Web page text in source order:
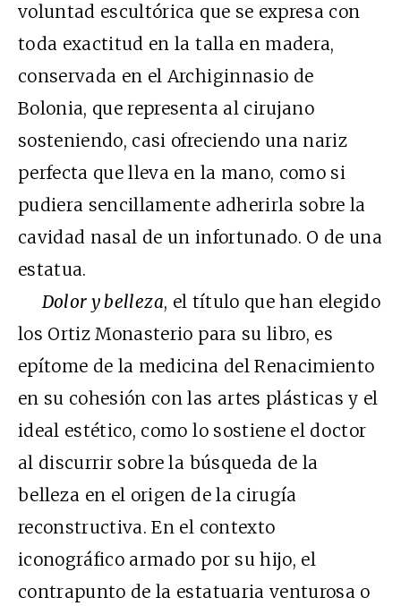
voluntad escultórica que se expresa con
toda exactitud en la talla en madera,
conservada en el Archiginnasio de
Bolonia, que representa al cirujano
sosteniendo, casi ofreciendo una nariz
perfecta que lleva en la mano, como si
pudiera sencillamente adherirla sobre la
cavidad nasal de un infortunado. O de una
estatua.
Dolor y belleza, el título que han elegido
los Ortiz Monasterio para su libro, es
epítome de la medicina del Renacimiento
en su cohesión con las artes plásticas y el
ideal estético, como lo sostiene el doctor
al discurrir sobre la búsqueda de la
belleza en el origen de la cirugía
reconstructiva. En el contexto
iconográfico armado por su hijo, el
contrapunto de la estatuaria venturosa o